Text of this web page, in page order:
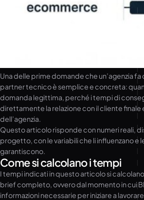
Una delle prime domande che un’agenzia fa
partner tecnico è semplice e concreta:
domanda legittima, perché i tempi di
direttamente la relazione con il cliente finale
dell’agenzia.
Questo articolo risponde con numeri reali,
progetto, con le variabili che li influenzano e
garantiscono.
Come si calcolano i tempi
I tempi indicati in questo articolo si
brief completo, ovvero dal momento in cui
informazioni necessarie per iniziare a